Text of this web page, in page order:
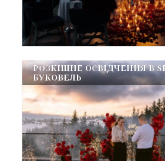
РОЗКІШНЕ ОСВІДЧЕННЯ В
БУКОВЕЛЬ